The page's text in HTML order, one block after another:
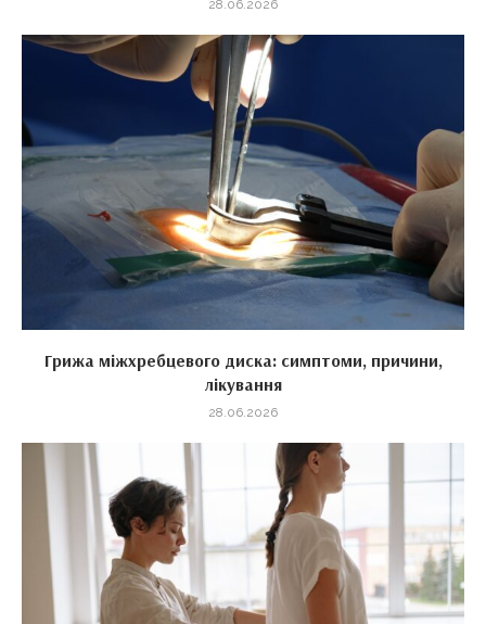
28.06.2026
Грижа міжхребцевого диска: симптоми, причини,
лікування
28.06.2026